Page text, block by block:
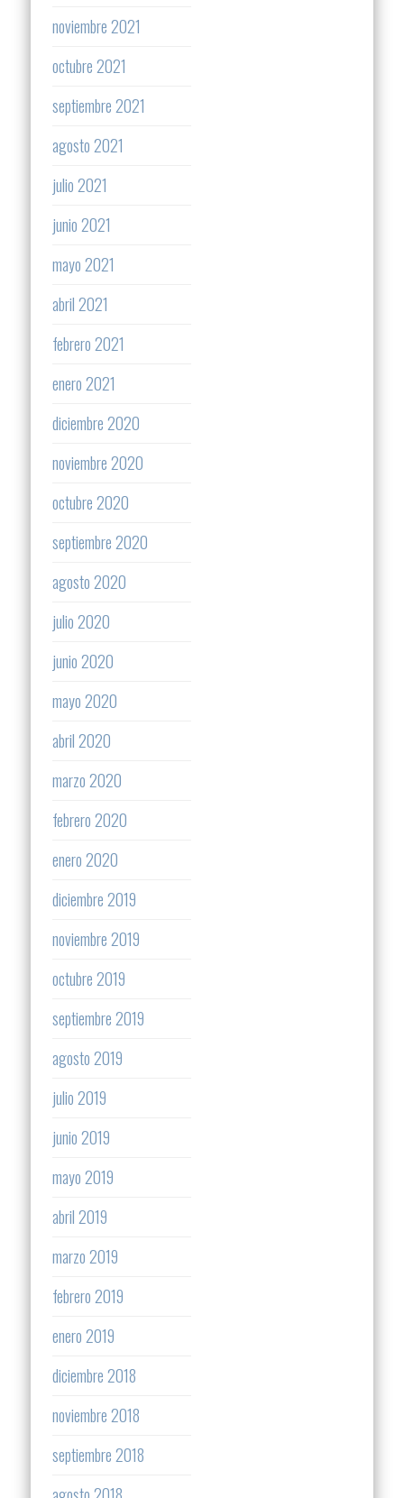
noviembre 2021
octubre 2021
septiembre 2021
agosto 2021
julio 2021
junio 2021
mayo 2021
abril 2021
febrero 2021
enero 2021
diciembre 2020
noviembre 2020
octubre 2020
septiembre 2020
agosto 2020
julio 2020
junio 2020
mayo 2020
abril 2020
marzo 2020
febrero 2020
enero 2020
diciembre 2019
noviembre 2019
octubre 2019
septiembre 2019
agosto 2019
julio 2019
junio 2019
mayo 2019
abril 2019
marzo 2019
febrero 2019
enero 2019
diciembre 2018
noviembre 2018
septiembre 2018